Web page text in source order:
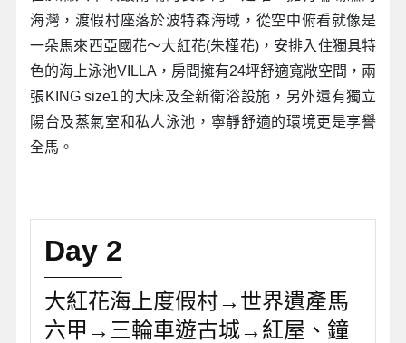
海灣，渡假村座落於波特森海域，從空中俯看就像是
一朵馬來西亞國花～大紅花(朱槿花)，安排入住獨具特
色的海上泳池VILLA，房間擁有24坪舒適寬敞空間，兩
張KING size1的大床及全新衛浴設施，另外還有獨立
陽台及蒸氣室和私人泳池，寧靜舒適的環境更是享譽
全馬。
Day 2
大紅花海上度假村→世界遺產馬
六甲→三輪車遊古城→紅屋、鐘